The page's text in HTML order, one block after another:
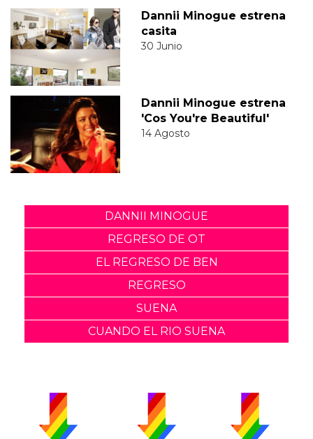
Dannii Minogue estrena
casita
30 Junio
Dannii Minogue estrena
'Cos You're Beautiful'
14 Agosto
DANNII MINOGUE
REGRESO DE OT
EL REGRESO DE BEN
REGRESO
SUENA
CUANDO EL RIO SUENA